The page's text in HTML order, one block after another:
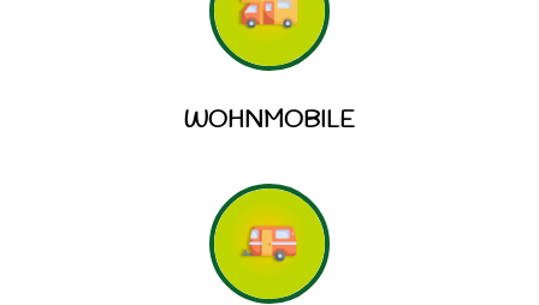
WOHNMOBILE